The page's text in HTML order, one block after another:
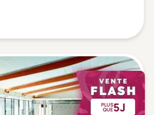
PLUS
QUE5J